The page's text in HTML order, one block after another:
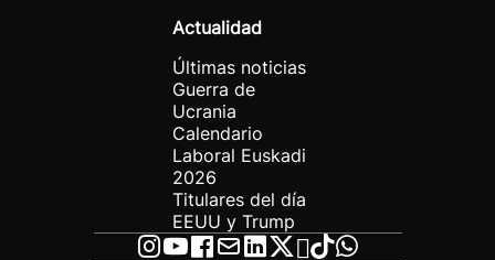
Actualidad
Últimas noticias
Guerra de
Ucrania
Calendario
Laboral Euskadi
2026
Titulares del día
EEUU y Trump